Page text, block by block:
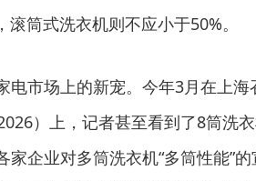
筒式洗衣机则不应小于50%。
市场上的新宠。今年3月在上海
）上，记者甚至看到了8筒洗
家企业对多筒洗衣机“多筒性能”